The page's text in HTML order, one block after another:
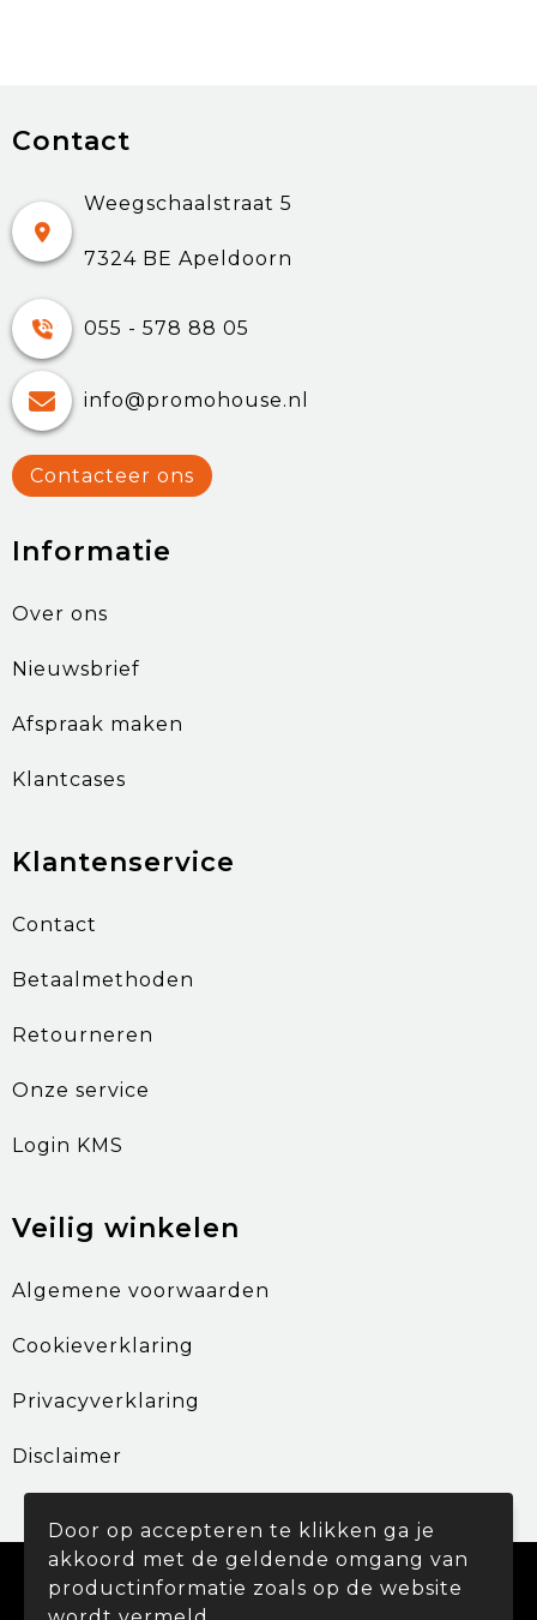
Contact
Weegschaalstraat 5
7324 BE Apeldoorn
055 - 578 88 05
info@promohouse.nl
Contacteer ons
Informatie
Over ons
Nieuwsbrief
Afspraak maken
Klantcases
Klantenservice
Contact
Betaalmethoden
Retourneren
Onze service
Login KMS
Veilig winkelen
Algemene voorwaarden
Cookieverklaring
Privacyverklaring
Disclaimer
© Copyright Promohouse 2024
Door op accepteren te klikken ga je
akkoord met de geldende omgang van
productinformatie zoals op de website